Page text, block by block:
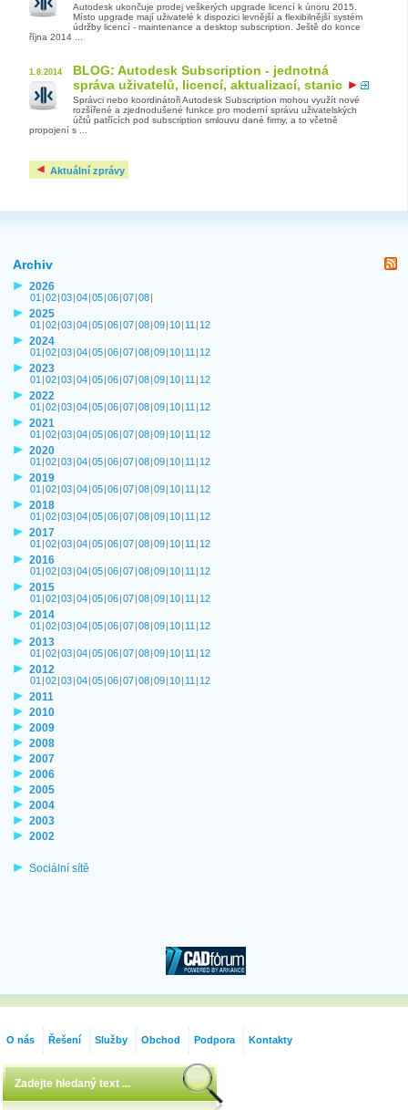
Autodesk ukončuje prodej veškerých upgrade licencí k únoru 2015.
Místo upgrade mají uživatelé k dispozici levnější a flexibilnější systém
údržby licencí - maintenance a desktop subscription. Ještě do konce
října 2014 ...
1.8.2014
BLOG: Autodesk Subscription - jednotná
správa uživatelů, licencí, aktualizací, stanic
Správci nebo koordinátoři Autodesk Subscription mohou využít nové
rozšířené a zjednodušené funkce pro moderní správu uživatelských
účtů patřících pod subscription smlouvu dané firmy, a to včetně
propojení s ...
Aktuální zprávy
Archiv
2026
01 |02|03|04|05|06|07|08|
2025
01 |02|03|04|05|06|07|08|09| 10| 11 | 12
2024
01 |02|03|04|05|06|07|08|09| 10| 11 | 12
2023
01 |02|03|04|05|06|07|08|09| 10| 11 | 12
2022
01 |02|03|04|05|06|07|08|09| 10| 11 | 12
2021
01 |02|03|04|05|06|07|08|09| 10| 11 | 12
2020
01 |02|03|04|05|06|07|08|09| 10| 11 | 12
2019
01 |02|03|04|05|06|07|08|09| 10| 11 | 12
2018
01 |02|03|04|05|06|07|08|09| 10| 11 | 12
2017
01 |02|03|04|05|06|07|08|09| 10| 11 | 12
2016
01 |02|03|04|05|06|07|08|09| 10| 11 | 12
2015
01 |02|03|04|05|06|07|08|09| 10| 11 | 12
2014
01 |02|03|04|05|06|07|08|09| 10| 11 | 12
2013
01 |02|03|04|05|06|07|08|09| 10| 11 | 12
2012
01 |02|03|04|05|06|07|08|09| 10| 11 | 12
2011
2010
2009
2008
2007
2006
2005
2004
2003
2002
Sociální sítě
O nás Řešení Služby Obchod Podpora Kontakty